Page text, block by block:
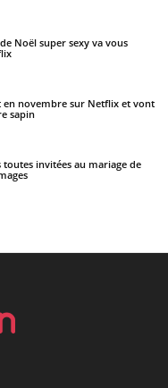
Noël super sexy va vous
en novembre sur Netflix et vont
sapin
toutes invitées au mariage de